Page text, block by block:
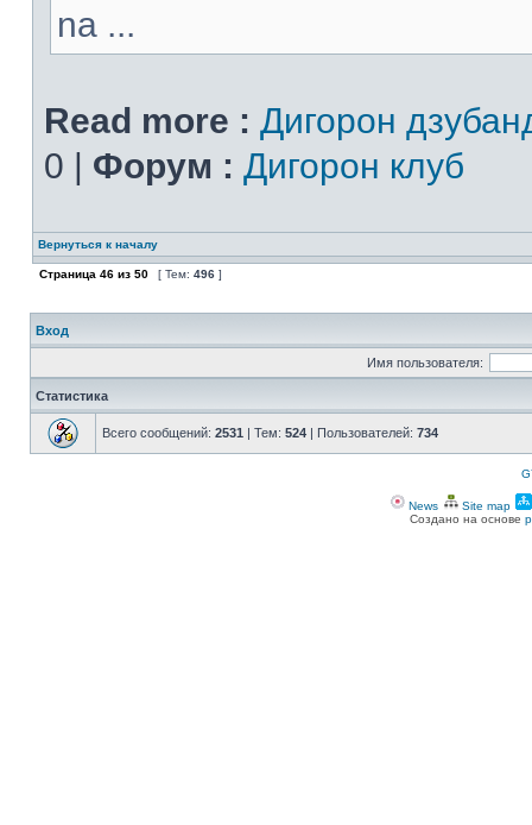
na ...
Read more : Дигорон
0 | Форум : Дигорон клуб
Вернуться к началу
Страница 46 из 50 [ Тем: 496 ]
Вход
Имя пользователя:
Статистика
Всего сообщений: 2531 | Тем: 524 | Пользователей: 734
News Site map
Создано на основе